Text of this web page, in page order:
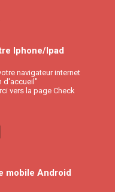
Iphone/Ipad
navigateur internet
d'accueil"
vers la page Check
mobile Android